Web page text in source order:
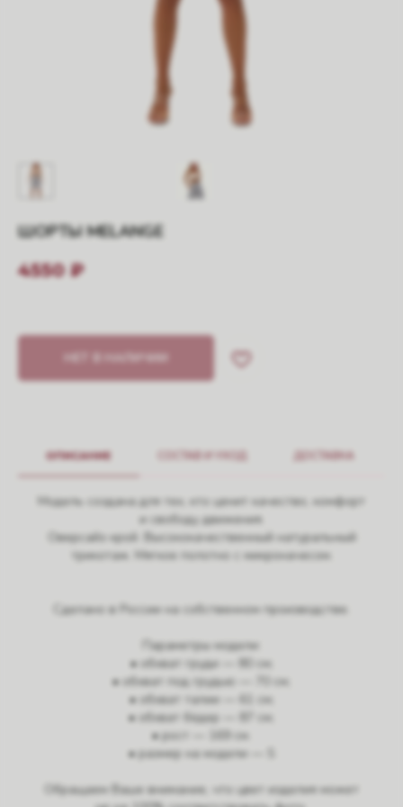
ШОРТЫ MELANGE
4550 ₽
НЕТ В НАЛИЧИИ
ОПИСАНИЕ СОСТАВ И УХОД ДОСТАВКА
Модель создана для тех, кто ценит качество, комфорт
и свободу движения.
Оверсайз крой. Высококачественный натуральный
трикотаж. Мягкое полотно с микроначесом.
Сделано в России на собственном производстве.
Параметры модели:
• обхват груди — 80 см;
• обхват под грудью — 70 см;
• обхват талии — 61 см;
• обхват бёдер — 87 см;
• рост — 169 см.
• размер на модели — S
Обращаем Ваше внимание, что цвет изделия может